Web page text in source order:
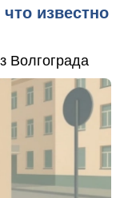
известно
Волгограда